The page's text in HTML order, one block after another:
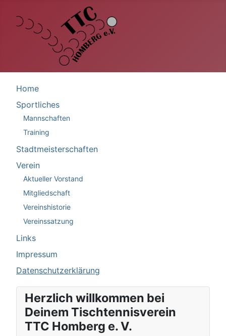
Home
Sportliches
Mannschaften
Training
Stadtmeisterschaften
Verein
Aktueller Vorstand
Mitgliedschaft
Vereinshistorie
Vereinssatzung
Links
Impressum
Datenschutzerklärung
Herzlich willkommen bei
Deinem Tischtennisverein
TTC Homberg e. V.